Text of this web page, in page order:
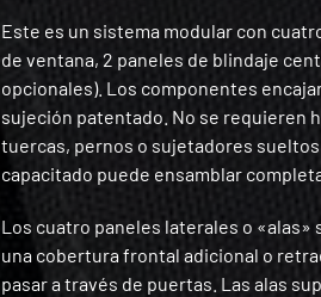
Este es un sistema modular con
de ventana, 2 paneles de blindaje
opcionales). Los componentes
sujeción patentado. No se requieren
tuercas, pernos o sujetadores
capacitado puede ensamblar
Los cuatro paneles laterales o
una cobertura frontal adicional o
pasar a través de puertas. Las alas